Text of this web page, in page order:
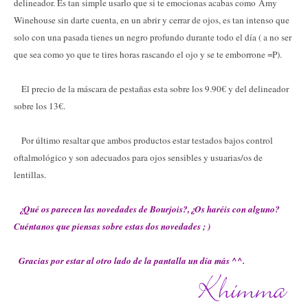
delineador. Es tan simple usarlo que si te emocionas acabas como Amy
Winehouse sin darte cuenta, en un abrir y cerrar de ojos, es tan intenso que
solo con una pasada tienes un negro profundo durante todo el día ( a no ser
que sea como yo que te tires horas rascando el ojo y se te emborrone =P).
El precio de la máscara de pestañas esta sobre los 9.90€ y del delineador
sobre los 13€.
Por último resaltar que ambos productos estar testados bajos control
oftalmológico y son adecuados para ojos sensibles y usuarias/os de
lentillas.
¿Qué os parecen las novedades de Bourjois?,¿Os haréis con alguno?
Cuéntanos que piensas sobre estas dos novedades ; )
Gracias por estar al otro lado de la pantalla un día más ^^.